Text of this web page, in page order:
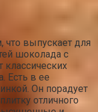
что выпускает для
шоколада с
Есть в ее
Он порадует
отличного